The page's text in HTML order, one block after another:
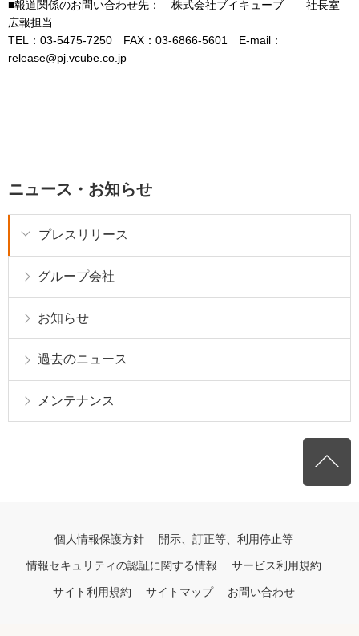
■報道関係のお問い合わせ先： 株式会社ブイキューブ 社長室
広報担当
TEL：03-5475-7250 FAX：03-6866-5601 E-mail：
release@pj.vcube.co.jp
ニュース・お知らせ
プレスリリース
グループ会社
お知らせ
過去のニュース
メンテナンス
個人情報保護方針 開示、訂正等、利用停止等
情報セキュリティの認証に関する情報 サービス利用規約
サイト利用規約 サイトマップ お問い合わせ